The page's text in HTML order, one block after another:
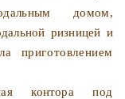
домом,
ризницей и
приготовлением
контора под